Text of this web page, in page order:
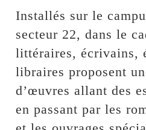
Installés sur le
secteur 22, dans le
littéraires, écrivains,
libraires proposent
d’œuvres allant des
en passant par les